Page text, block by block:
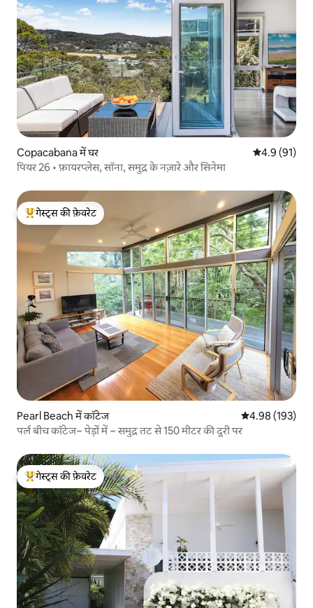
Copacabana में घर औसत रेटिंग 5
4.9 (91)
पियर 26 • फ़ायरप्लेस, सॉना, समुद्र के नज़ारे और सिनेमा
गेस्ट्स का टॉप फ़ेवरेट
गेस्ट्स की फ़ेवरेट
Pearl Beach में कॉटेज औसत रेटिंग 5 में से
4.98 (193)
पर्ल बीच कॉटेज~ पेड़ों में ~ समुद्र तट से 150 मीटर की दूरी पर
गेस्ट्स का टॉप फ़ेवरेट
गेस्ट्स की फ़ेवरेट